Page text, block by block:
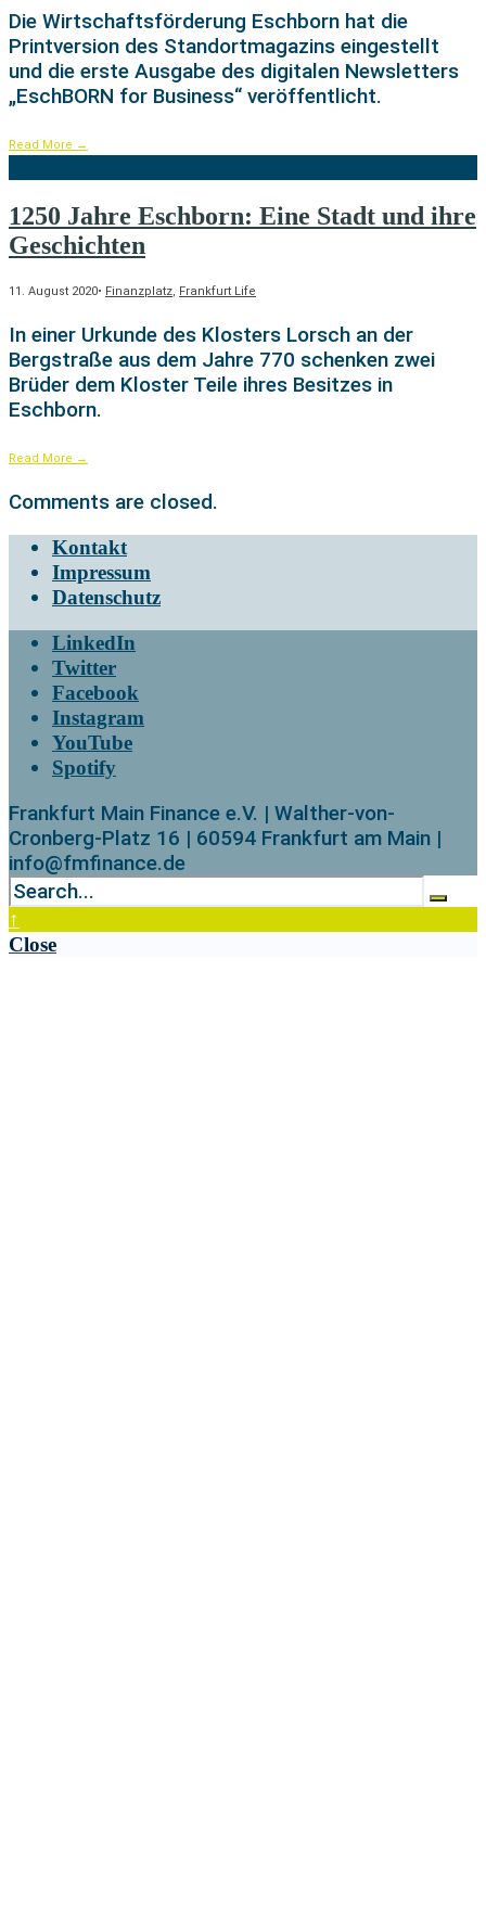
Die Wirtschaftsförderung Eschborn hat die
Printversion des Standortmagazins eingestellt
und die erste Ausgabe des digitalen Newsletters
„EschBORN for Business“ veröffentlicht.
Read More →
1250 Jahre Eschborn: Eine Stadt und ihre
Geschichten
11. August 2020• Finanzplatz, Frankfurt Life
In einer Urkunde des Klosters Lorsch an der
Bergstraße aus dem Jahre 770 schenken zwei
Brüder dem Kloster Teile ihres Besitzes in
Eschborn.
Read More →
Comments are closed.
Kontakt
Impressum
Datenschutz
LinkedIn
Twitter
Facebook
Instagram
YouTube
Spotify
Frankfurt Main Finance e.V. | Walther-von-
Cronberg-Platz 16 | 60594 Frankfurt am Main |
info@fmfinance.de
↑
Close